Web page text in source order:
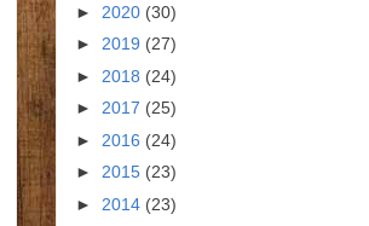
► 2020 (30)
► 2019 (27)
► 2018 (24)
► 2017 (25)
► 2016 (24)
► 2015 (23)
► 2014 (23)